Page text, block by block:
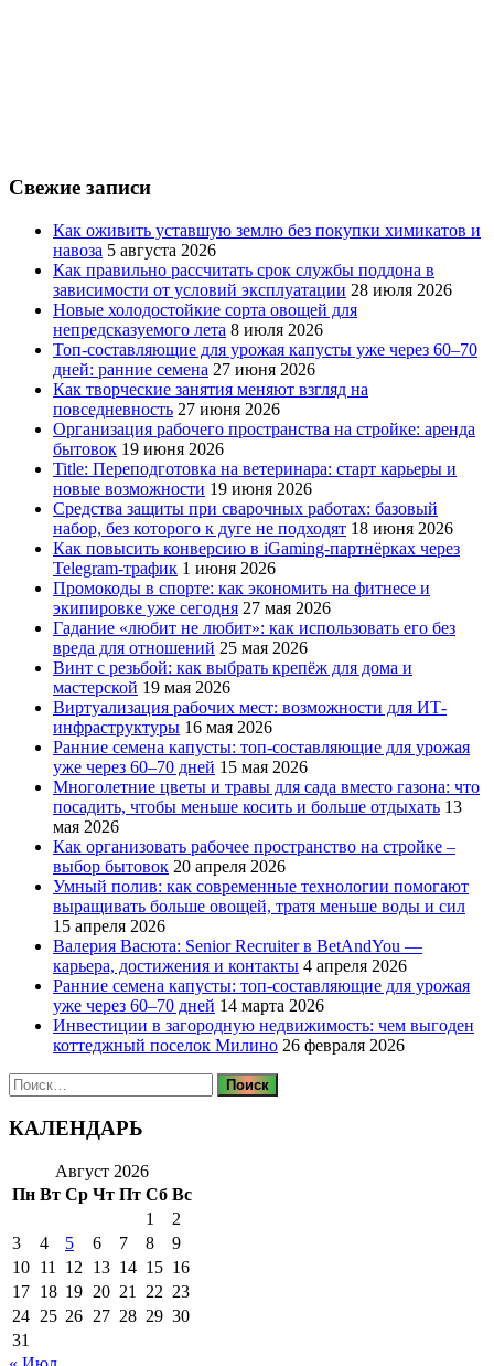
Свежие записи
Как оживить уставшую землю без покупки химикатов и
навоза 5 августа 2026
Как правильно рассчитать срок службы поддона в
зависимости от условий эксплуатации 28 июля 2026
Новые холодостойкие сорта овощей для
непредсказуемого лета 8 июля 2026
Топ-составляющие для урожая капусты уже через 60–70
дней: ранние семена 27 июня 2026
Как творческие занятия меняют взгляд на
повседневность 27 июня 2026
Организация рабочего пространства на стройке: аренда
бытовок 19 июня 2026
Title: Переподготовка на ветеринара: старт карьеры и
новые возможности 19 июня 2026
Средства защиты при сварочных работах: базовый
набор, без которого к дуге не подходят 18 июня 2026
Как повысить конверсию в iGaming-партнёрках через
Telegram-трафик 1 июня 2026
Промокоды в спорте: как экономить на фитнесе и
экипировке уже сегодня 27 мая 2026
Гадание «любит не любит»: как использовать его без
вреда для отношений 25 мая 2026
Винт с резьбой: как выбрать крепёж для дома и
мастерской 19 мая 2026
Виртуализация рабочих мест: возможности для ИТ-
инфраструктуры 16 мая 2026
Ранние семена капусты: топ‑составляющие для урожая
уже через 60–70 дней 15 мая 2026
Многолетние цветы и травы для сада вместо газона: что
посадить, чтобы меньше косить и больше отдыхать 13
мая 2026
Как организовать рабочее пространство на стройке –
выбор бытовок 20 апреля 2026
Умный полив: как современные технологии помогают
выращивать больше овощей, тратя меньше воды и сил
15 апреля 2026
Валерия Васюта: Senior Recruiter в BetAndYou —
карьера, достижения и контакты 4 апреля 2026
Ранние семена капусты: топ‑составляющие для урожая
уже через 60–70 дней 14 марта 2026
Инвестиции в загородную недвижимость: чем выгоден
коттеджный поселок Милино 26 февраля 2026
Найти:
КАЛЕНДАРЬ
Август 2026
Пн Вт Ср Чт Пт Сб Вс
1
2
3
4 5 6 7 8
9
10 11 12 13 14 15 16
17 18 19 20 21 22 23
24 25 26 27 28 29 30
31